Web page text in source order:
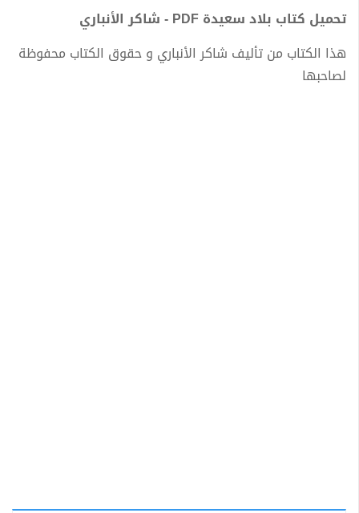
تحميل كتاب بلاد سعيدة PDF - شاكر الأنباري
هذا الكتاب من تأليف شاكر الأنباري و حقوق الكتاب محفوظة
لصاحبها